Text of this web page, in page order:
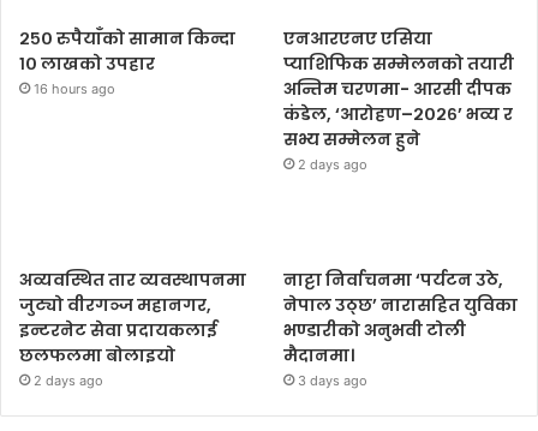
२५० रुपैयाँको सामान किन्दा
१० लाखको उपहार
16 hours ago
एनआरएनए एसिया
प्याशिफिक सम्मेलनको तयारी
अन्तिम चरणमा- आरसी दीपक
कंडेल, ‘आरोहण–२०२६’ भव्य र
सभ्य सम्मेलन हुने
2 days ago
अव्यवस्थित तार व्यवस्थापनमा
जुट्यो वीरगञ्ज महानगर,
इन्टरनेट सेवा प्रदायकलाई
छलफलमा बोलाइयो
2 days ago
नाट्टा निर्वाचनमा ‘पर्यटन उठे,
नेपाल उठ्छ’ नारासहित युविका
भण्डारीको अनुभवी टोली
मैदानमा।
3 days ago